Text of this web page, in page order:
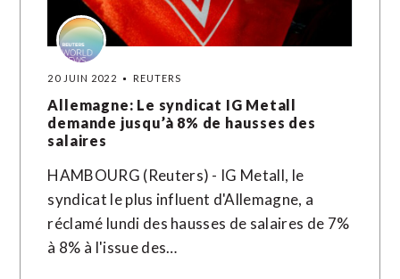
20 JUIN 2022 REUTERS
Allemagne: Le syndicat IG Metall
demande jusqu’à 8% de hausses des
salaires
HAMBOURG (Reuters) - IG Metall, le
syndicat le plus influent d'Allemagne, a
réclamé lundi des hausses de salaires de 7%
à 8% à l'issue des…